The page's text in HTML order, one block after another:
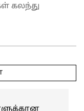
கலந்து